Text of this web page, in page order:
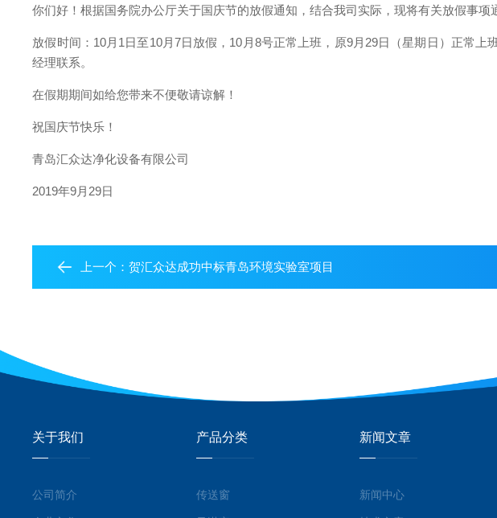
你们好！根据国务院办公厅关于国庆节的放假通知，结合我司实际，现将有关放假事项
放假时间：10月1日至10月7日放假，10月8号正常上班，原9月29日（星期日）正常
经理联系。
在假期期间如给您带来不便敬请谅解！
祝国庆节快乐！
青岛汇众达净化设备有限公司
2019年9月29日
上一个：贺汇众达成功中标青岛环境实验室项目
关于我们
公司简介
产品分类
传送窗
新闻文章
新闻中心